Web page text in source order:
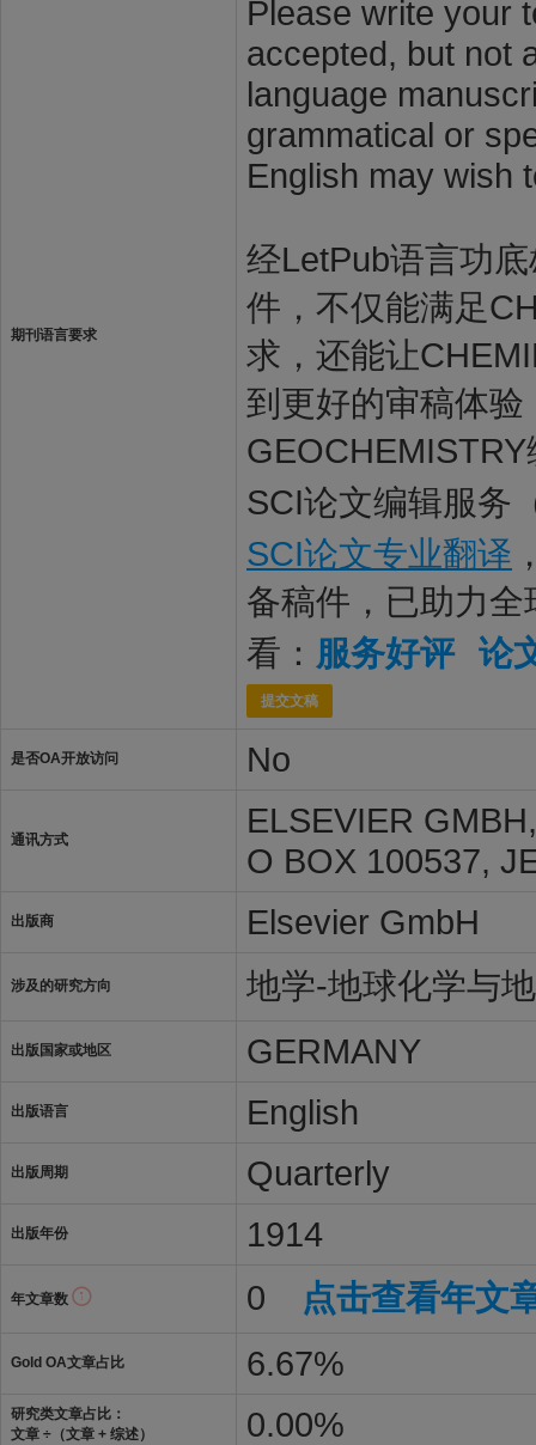
期刊语言要求
Please write your
accepted, but not
language
grammatical or
English may wish
经LetPub语言功
件，不仅能满足
求，还能让
到更好的审稿体
SCI论文编辑服务
SCI论文专业翻译
备稿件，已助力
看： 服务好评 论
提交文稿
是否OA开放访问 No
通讯方式
ELSEVIER
O BOX 100537,
出版商 Elsevier GmbH
涉及的研究方向 地学-地球化学与
出版国家或地区 GERMANY
出版语言 English
出版周期 Quarterly
出版年份 1914
年文章数 0 点击查看年文
Gold OA文章占比 6.67%
研究类文章占比：
文章 ÷（文章 + 综述）
0.00%